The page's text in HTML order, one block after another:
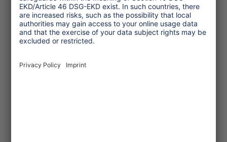
One Planet Guide for Fair
Travel